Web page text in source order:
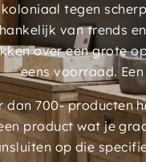
tegen
van trends
over een grote
eens voorraad.
dan 700- producten
product wat je
op die